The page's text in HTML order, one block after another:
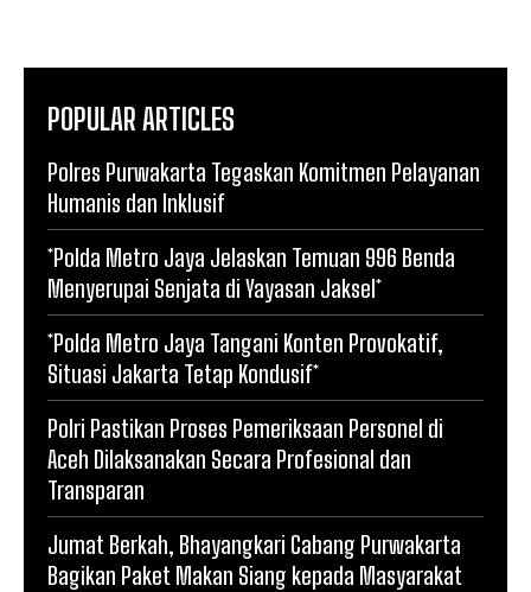
POPULAR ARTICLES
Polres Purwakarta Tegaskan Komitmen Pelayanan
Humanis dan Inklusif
*Polda Metro Jaya Jelaskan Temuan 996 Benda
Menyerupai Senjata di Yayasan Jaksel*
*Polda Metro Jaya Tangani Konten Provokatif,
Situasi Jakarta Tetap Kondusif*
Polri Pastikan Proses Pemeriksaan Personel di
Aceh Dilaksanakan Secara Profesional dan
Transparan
Jumat Berkah, Bhayangkari Cabang Purwakarta
Bagikan Paket Makan Siang kepada Masyarakat